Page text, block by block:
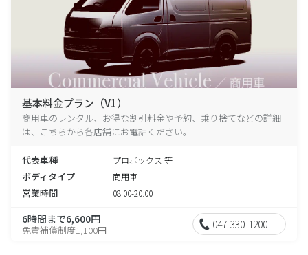
基本料金プラン（V1）
商用車のレンタル、お得な割引料金や予約、乗り捨てなどの詳細
は、こちらから各店舗にお電話ください。
代表車種 プロボックス 等
ボディタイプ 商用車
営業時間 08:00-20:00
6時間まで6,600円
免責補償制度1,100円 047-330-1200